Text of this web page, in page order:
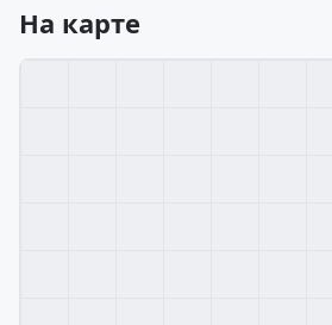
На карте